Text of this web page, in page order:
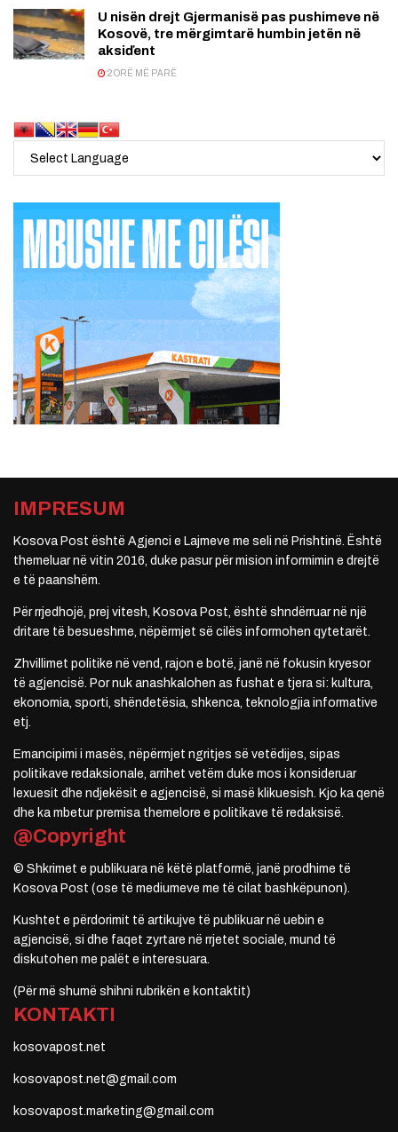
U nisën drejt Gjermanisë pas pushimeve në
Kosovë, tre mërgimtarë humbin jetën në
aksiďent
2 ORË MË PARË
IMPRESUM
Kosova Post është Agjenci e Lajmeve me seli në Prishtinë. Është
themeluar në vitin 2016, duke pasur për mision informimin e drejtë
e të paanshëm.
Për rrjedhojë, prej vitesh, Kosova Post, është shndërruar në një
dritare të besueshme, nëpërmjet së cilës informohen qytetarët.
Zhvillimet politike në vend, rajon e botë, janë në fokusin kryesor
të agjencisë. Por nuk anashkalohen as fushat e tjera si: kultura,
ekonomia, sporti, shëndetësia, shkenca, teknologjia informative
etj.
Emancipimi i masës, nëpërmjet ngritjes së vetëdijes, sipas
politikave redaksionale, arrihet vetëm duke mos i konsideruar
lexuesit dhe ndjekësit e agjencisë, si masë klikuesish. Kjo ka qenë
dhe ka mbetur premisa themelore e politikave të redaksisë.
@Copyright
© Shkrimet e publikuara në këtë platformë, janë prodhime të
Kosova Post (ose të mediumeve me të cilat bashkëpunon).
Kushtet e përdorimit të artikujve të publikuar në uebin e
agjencisë, si dhe faqet zyrtare në rrjetet sociale, mund të
diskutohen me palët e interesuara.
(Për më shumë shihni rubrikën e kontaktit)
KONTAKTI
kosovapost.net
kosovapost.net@gmail.com
kosovapost.marketing@gmail.com